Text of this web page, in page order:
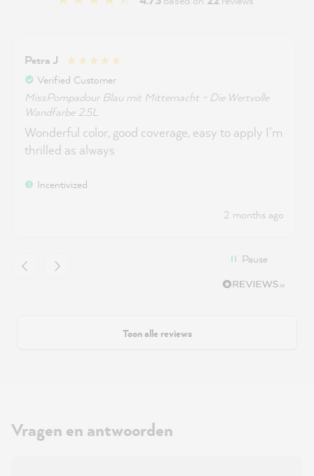
Petra J
Verified Customer
MissPompadour Blau mit Mitternacht - Die Wertvolle
Wandfarbe 2.5L
Wonderful color, good coverage, easy to apply I'm
thrilled as always
Incentivized
2 months ago
Pause
Toon alle reviews
Vragen en antwoorden